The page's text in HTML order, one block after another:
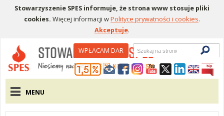
Stowarzyszenie SPES informuje, że strona www stosuje pliki
cookies. Więcej informacji wPolityce prywatności i cookies.
Akceptuje.
Menu pomocniczeWPŁACAM DAR
Wyszukiwarka
Menu główne
MENU